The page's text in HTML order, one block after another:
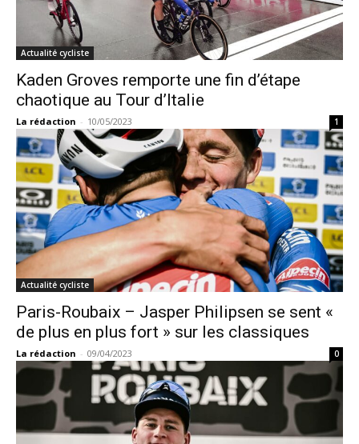
Actualité cycliste
Kaden Groves remporte une fin d’étape
chaotique au Tour d’Italie
La rédaction - 10/05/2023 1
Actualité cycliste
Paris-Roubaix – Jasper Philipsen se sent «
de plus en plus fort » sur les classiques
La rédaction - 09/04/2023 0